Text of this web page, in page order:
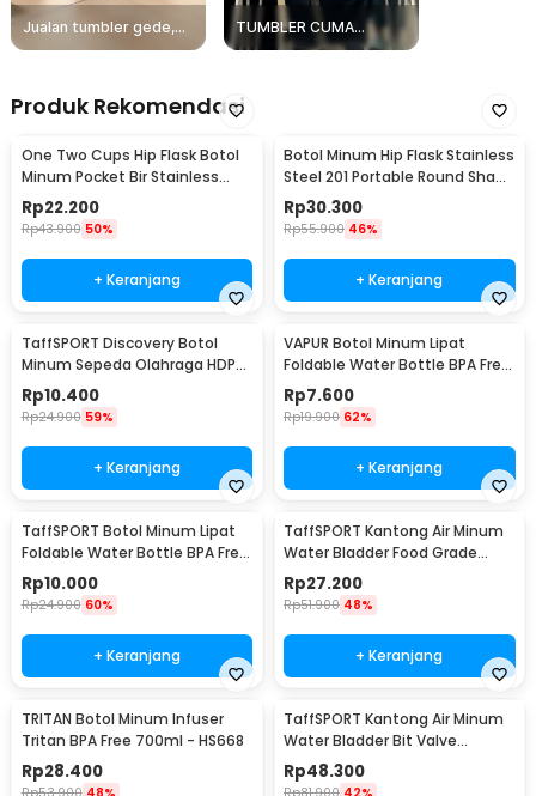
Jualan tumbler gede,
untungnya juga gede!
TUMBLER CUMA
Rp2500
Produk Rekomendasi
One Two Cups Hip Flask Botol
Minum Pocket Bir Stainless
Steel 201 8oz - MS351
Rp22.200
Rp43.900 50%
+ Keranjang
Botol Minum Hip Flask Stainless
Steel 201 Portable Round Shape
150ml - B-5
Rp30.300
Rp55.900 46%
+ Keranjang
TaffSPORT Discovery Botol
Minum Sepeda Olahraga HDPE
Dust Cover 650ml - 3026
Rp10.400
Rp24.900 59%
+ Keranjang
VAPUR Botol Minum Lipat
Foldable Water Bottle BPA Free
Karabiner 500ml - V5
Rp7.600
Rp19.900 62%
+ Keranjang
TaffSPORT Botol Minum Lipat
Foldable Water Bottle BPA Free
700ml - S29
Rp10.000
Rp24.900 60%
+ Keranjang
TaffSPORT Kantong Air Minum
Water Bladder Food Grade
Hydration Bag 2L - SD16
Rp27.200
Rp51.900 48%
+ Keranjang
TRITAN Botol Minum Infuser
Tritan BPA Free 700ml - HS668
Rp28.400
TaffSPORT Kantong Air Minum
Water Bladder Bit Valve
Hydration Bag 2L - SD16
Rp48.300